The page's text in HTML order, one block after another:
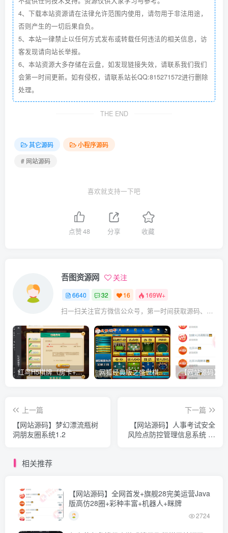
4、下载本站资源请在法律允许范围内使用，请勿用于非法用途，
否则产生的一切后果自负。
5、本站一律禁止以任何方式发布或转载任何违法的相关信息，访
客发现请向站长举报。
6、本站资源大多存储在云盘，如发现链接失效，请联系我们我们
会第一时间更新。如有侵权，请联系站长QQ:815271572进行删除
处理。
THE END
其它源码
小程序源码
# 网站源码
喜欢就支持一下吧
点赞48 分享 收藏
吾图资源网 关注
6640 32 16 169W+
扫一扫关注官方微信公众号，第一时间获取源码、网赚项目资源教程，自媒体等知识干货，让互联网创业赚钱更简单。
红鸟H5棋牌（房卡+金币）全套双模式游戏源码 网狐经典版之盛世棋牌完整游戏源码（包含文档、架设教程、网站、源代码等）
上一篇
【网站源码】梦幻漂流瓶树
洞朋友圈系统1.2
下一篇
【网站源码】人事考试安全
风险点防控管理信息系统 考
相关推荐
【网站源码】全网首发+旗舰28完美运营Java
版高仿28圈+彩种丰富+机器人+眯牌
2724